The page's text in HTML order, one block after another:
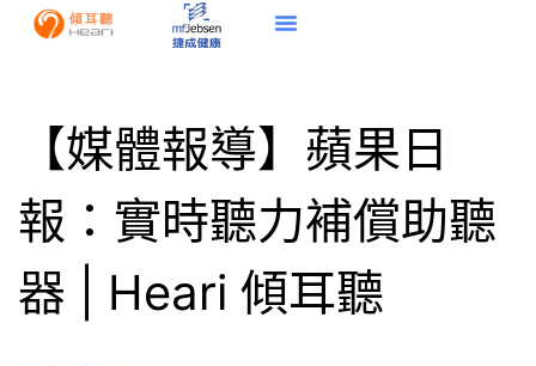
【媒體報導】蘋果日
報：實時聽力補償助聽
器 | Heari 傾耳聽